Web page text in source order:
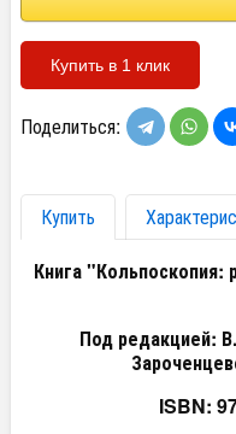
Купить в 1 клик
Поделиться:
Купить
Книга "Кольпоскопия:
Под редакцией:
ISBN: